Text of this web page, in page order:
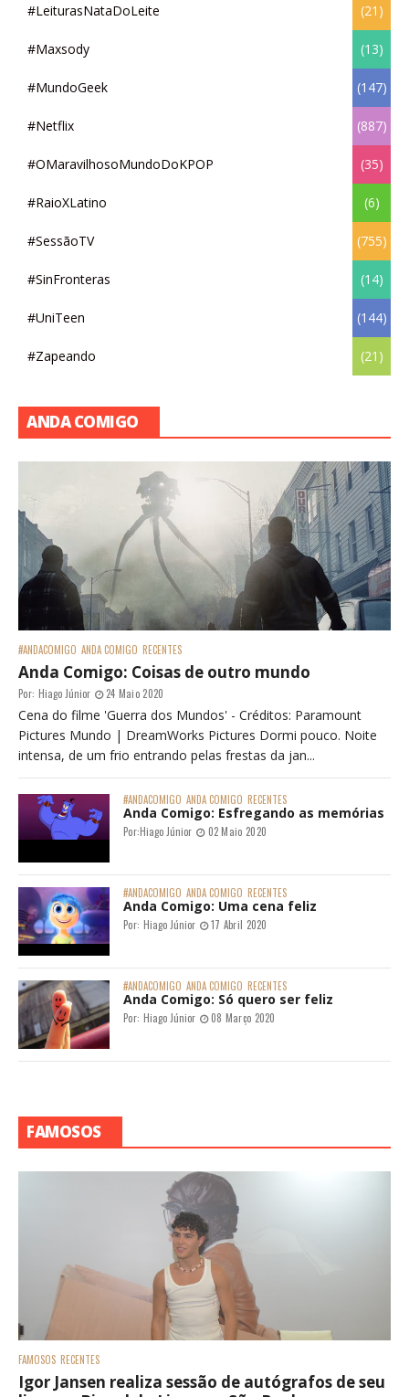
#LeiturasNataDoLeite (21)
#Maxsody (13)
#MundoGeek (147)
#Netflix (887)
#OMaravilhosoMundoDoKPOP (35)
#RaioXLatino (6)
#SessãoTV (755)
#SinFronteras (14)
#UniTeen (144)
#Zapeando (21)
ANDA COMIGO
#ANDACOMIGO ANDA COMIGO RECENTES
Anda Comigo: Coisas de outro mundo
Por: Hiago Júnior 24 Maio 2020
Cena do filme 'Guerra dos Mundos' - Créditos: Paramount
Pictures Mundo | DreamWorks Pictures Dormi pouco. Noite
intensa, de um frio entrando pelas frestas da jan...
#ANDACOMIGO ANDA COMIGO RECENTES
Anda Comigo: Esfregando as memórias
Por:Hiago Júnior 02 Maio 2020
#ANDACOMIGO ANDA COMIGO RECENTES
Anda Comigo: Uma cena feliz
Por: Hiago Júnior 17 Abril 2020
#ANDACOMIGO ANDA COMIGO RECENTES
Anda Comigo: Só quero ser feliz
Por: Hiago Júnior 08 Março 2020
FAMOSOS
FAMOSOS RECENTES
Igor Jansen realiza sessão de autógrafos de seu